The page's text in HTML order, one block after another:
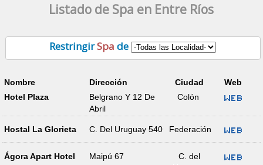
Listado de Spa en Entre Ríos
RestringirSpa de
Nombre Dirección Ciudad
Web
Hotel Plaza
Belgrano Y 12 De
Abril
Colón
Hostal La Glorieta C. Del Uruguay 540 Federación
Ágora Apart Hotel Maipú 67
C. del